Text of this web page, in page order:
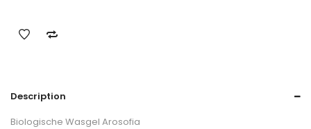
Description
Biologische Wasgel Arosofia